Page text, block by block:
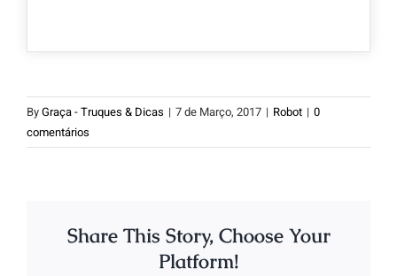
ByGraça - Truques & Dicas | 7 de Março, 2017 | Robot | 0
comentários
Share This Story, Choose Your
Platform!